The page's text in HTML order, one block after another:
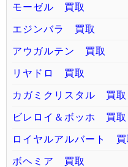
モーゼル 買取
エジンバラ 買取
アウガルテン 買取
リヤドロ 買取
カガミクリスタル 買取
ビレロイ＆ボッホ 買取
ロイヤルアルバート 買
ボヘミア 買取